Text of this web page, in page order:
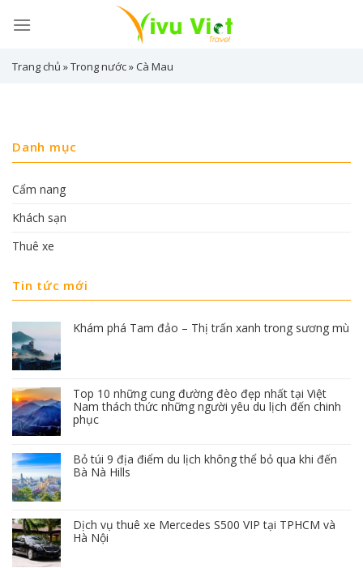
Trang chủ »Trong nước»Cà Mau
Danh mục
Cẩm nang
Khách sạn
Thuê xe
Tin tức mới
Khám phá Tam đảo – Thị trấn xanh trong sương mù
Top 10 những cung đường đèo đẹp nhất tại Việt
Nam thách thức những người yêu du lịch đến chinh
phục
Bỏ túi 9 địa điểm du lịch không thể bỏ qua khi đến
Bà Nà Hills
Dịch vụ thuê xe Mercedes S500 VIP tại TPHCM và
Hà Nội